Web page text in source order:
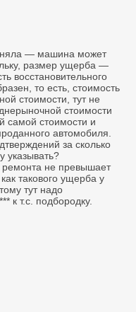
— машина может
размер ущерба —
восстановительного
то есть, стоимость
стоимости, тут не
стоимости
самой стоимости и
автомобиля.
за сколько
указывать?
ремонта не превышает
такового ущерба у
тут надо
к т.с. подбородку.